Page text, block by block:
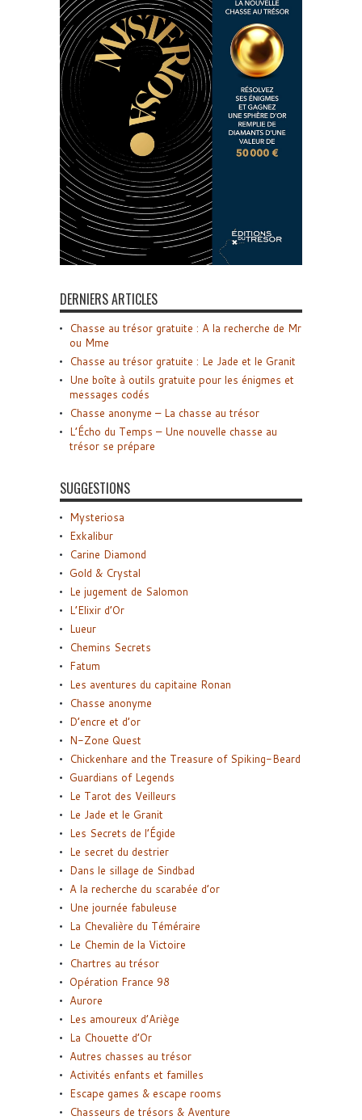
DERNIERS ARTICLES
Chasse au trésor gratuite : A la recherche de Mr
ou Mme
Chasse au trésor gratuite : Le Jade et le Granit
Une boîte à outils gratuite pour les énigmes et
messages codés
Chasse anonyme – La chasse au trésor
L’Écho du Temps – Une nouvelle chasse au
trésor se prépare
SUGGESTIONS
Mysteriosa
Exkalibur
Carine Diamond
Gold & Crystal
Le jugement de Salomon
L’Elixir d’Or
Lueur
Chemins Secrets
Fatum
Les aventures du capitaine Ronan
Chasse anonyme
D’encre et d’or
N-Zone Quest
Chickenhare and the Treasure of Spiking-Beard
Guardians of Legends
Le Tarot des Veilleurs
Le Jade et le Granit
Les Secrets de l’Égide
Le secret du destrier
Dans le sillage de Sindbad
A la recherche du scarabée d’or
Une journée fabuleuse
La Chevalière du Téméraire
Le Chemin de la Victoire
Chartres au trésor
Opération France 98
Aurore
Les amoureux d’Ariège
La Chouette d’Or
Autres chasses au trésor
Activités enfants et familles
Escape games & escape rooms
Chasseurs de trésors & Aventure